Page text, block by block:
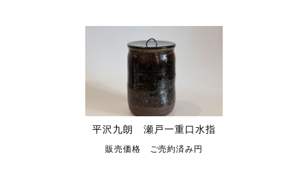
平沢九朗 瀬戸一重口水指
販売価格 ご売約済み円